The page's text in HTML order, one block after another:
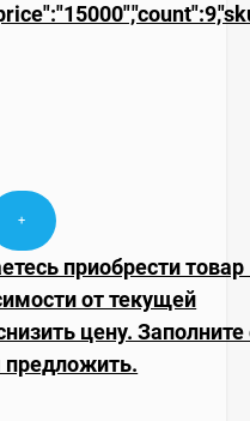
приобрести товар
от текущей
цену.